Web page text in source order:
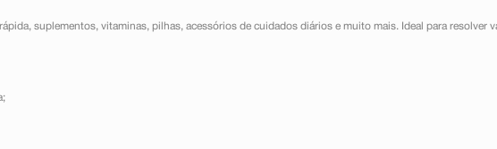
suplementos, vitaminas, pilhas, acessórios de cuidados diários e muito mais. Ideal para resolver